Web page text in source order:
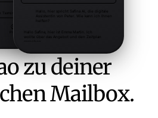
zu deiner
Mailbox.